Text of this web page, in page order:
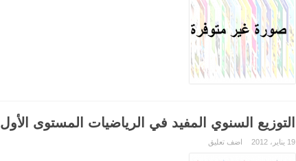
التوزيع السنوي المفيد في الرياضيات المستوى الأول
19 يناير، 2012 اضف تعليق